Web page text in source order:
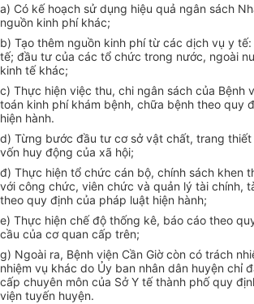
a) Có kế hoạch sử dụng hiệu quả ngân sách
nguồn kinh phí khác;
b) Tạo thêm nguồn kinh phí từ các dịch vụ y
tế; đầu tư của các tổ chức trong nước, ngoài
kinh tế khác;
c) Thực hiện việc thu, chi ngân sách của Bệnh
toán kinh phí khám bệnh, chữa bệnh theo quy
hiện hành.
d) Từng bước đầu tư cơ sở vật chất, trang
vốn huy động của xã hội;
đ) Thực hiện tổ chức cán bộ, chính sách khen
với công chức, viên chức và quản lý tài chính,
theo quy định của pháp luật hiện hành;
e) Thực hiện chế độ thống kê, báo cáo theo
cầu của cơ quan cấp trên;
g) Ngoài ra, Bệnh viện Cần Giờ còn có trách
nhiệm vụ khác do Ủy ban nhân dân huyện chỉ
cấp chuyên môn của Sở Y tế thành phố quy
viện tuyến huyện.